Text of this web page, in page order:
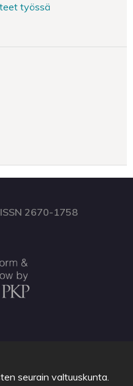
työssä
2670-1758
seurain valtuuskunta.